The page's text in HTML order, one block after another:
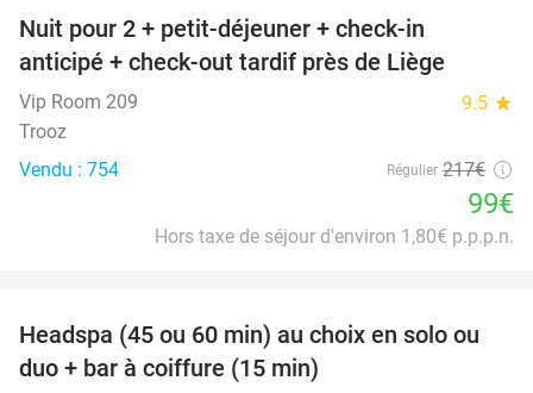
Nuit pour 2 + petit-déjeuner + check-in
anticipé + check-out tardif près de Liège
Vip Room 209 9.5 star
Trooz
Vendu : 754
Régulier 217€
99€
Hors taxe de séjour d'environ 1,80€ p.p.p.n.
34%
Headspa (45 ou 60 min) au choix en solo ou
duo + bar à coiffure (15 min)